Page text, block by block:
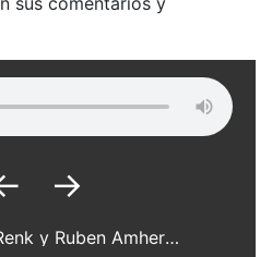
→
Alfredo Pacha Renk y Ruben Amherdt - Brizas Suizas y Alemanas - Parte 1